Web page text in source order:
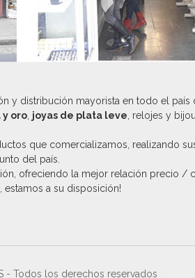
y distribución mayorista en todo el país
oro, joyas de plata leve, relojes y
que comercializamos, realizando
del país.
ofreciendo la mejor relación precio /
a su disposición!
- Todos los derechos reservados